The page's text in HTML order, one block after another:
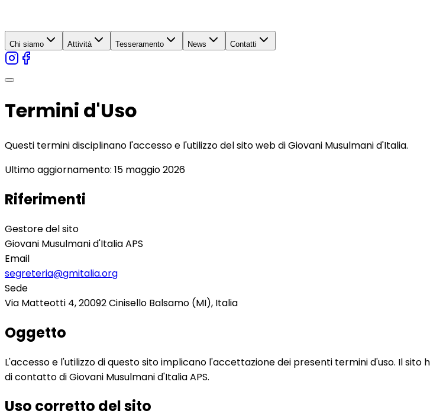
Chi siamo Attività Tesseramento News Contatti
Termini d'Uso
Questi termini disciplinano l'accesso e l'utilizzo del sito web di Giovani Musulmani d'Italia.
Ultimo aggiornamento: 15 maggio 2026
Riferimenti
Gestore del sito
Giovani Musulmani d'Italia APS
Email
segreteria@gmitalia.org
Sede
Via Matteotti 4, 20092 Cinisello Balsamo (MI), Italia
Oggetto
L'accesso e l'utilizzo di questo sito implicano l'accettazione dei presenti termini d'uso. Il
di contatto di Giovani Musulmani d'Italia APS.
Uso corretto del sito